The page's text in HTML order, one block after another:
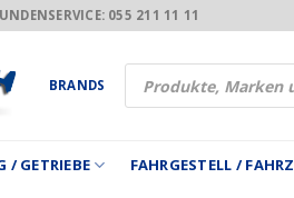
055 211 11 11
BRANDS
Products
search
/ GETRIEBE FAHRGESTELL /